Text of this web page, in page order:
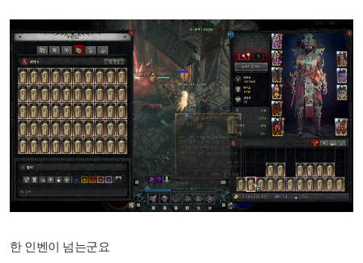
한 인벤이 넘는군요